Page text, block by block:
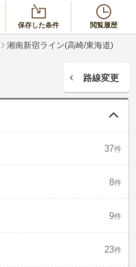
保存した条件 閲覧履歴
湘南新宿ライン(高崎/東海道)
路線変更
37件
8件
9件
23件